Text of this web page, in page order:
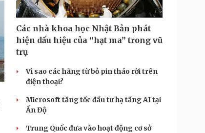
Các nhà khoa học Nhật Bản phát
hiện dấu hiệu của “hạt ma” trong vũ
trụ
Vì sao các hãng từ bỏ pin tháo rời trên
điện thoại?
Microsoft tăng tốc đầu tư hạ tầng AI tại
Ấn Độ
Trung Quốc đưa vào hoạt động cơ sở